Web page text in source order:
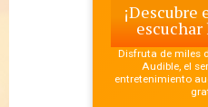
¡Descubre
Disfruta de miles
Audible, el
entretenimiento